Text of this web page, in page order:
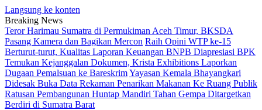
Langsung ke konten
Breaking News
Teror Harimau Sumatra di Permukiman Aceh Timur, BKSDA
Pasang Kamera dan Bagikan Mercon Raih Opini WTP ke-15
Berturut-turut, Kualitas Laporan Keuangan BNPB Diapresiasi BPK
Temukan Kejanggalan Dokumen, Krista Exhibitions Laporkan
Dugaan Pemalsuan ke BareskrimYayasan Kemala Bhayangkari
Didesak Buka Data Rekaman Penarikan Makanan Ke Ruang Publik
Ratusan Pembangunan Huntap Mandiri Tahan Gempa Ditargetkan
Berdiri di Sumatra Barat